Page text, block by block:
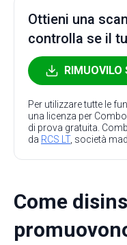
Ottieni una
controlla se il
Per utilizzare tutte le
una licenza per
di prova gratuita.
da RCS LT, società
Come